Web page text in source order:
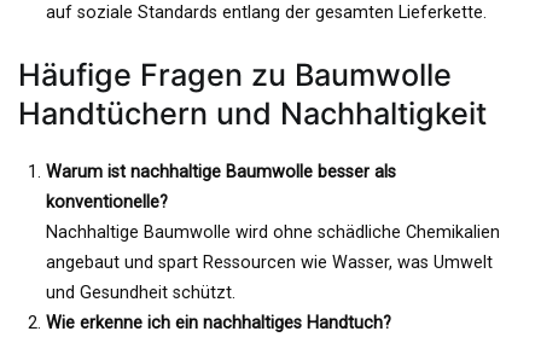
auf soziale Standards entlang der gesamten Lieferkette.
Häufige Fragen zu Baumwolle
Handtüchern und Nachhaltigkeit
Warum ist nachhaltige Baumwolle besser als
konventionelle?
Nachhaltige Baumwolle wird ohne schädliche Chemikalien
angebaut und spart Ressourcen wie Wasser, was Umwelt
und Gesundheit schützt.
Wie erkenne ich ein nachhaltiges Handtuch?